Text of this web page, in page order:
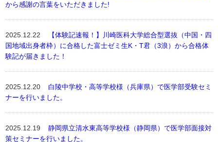
から感謝の言葉をいただきました!
2025.12.22
【体験記速報！】川崎医科大学総合型選抜（中国・四
国地域出身者枠）に合格した富士ゼミ生K・T君（3浪）から合格体
験記が届きました！
2025.12.20 白陵中学校・高等学校様（兵庫県）で医学部受験セミ
ナーを行いました。
2025.12.19静岡県立清水東高等学校様（静岡県）で医学部面接対
策セミナーを行いました。